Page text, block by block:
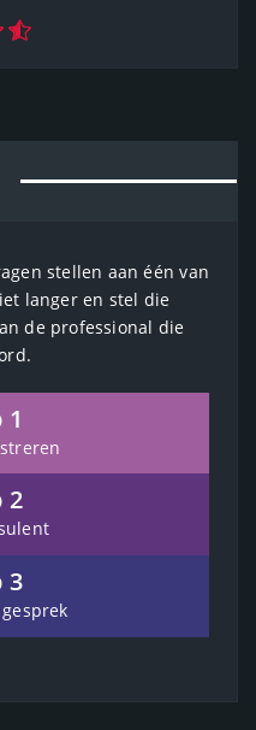
stellen aan één van
langer en stel die
de professional die
1
2
3